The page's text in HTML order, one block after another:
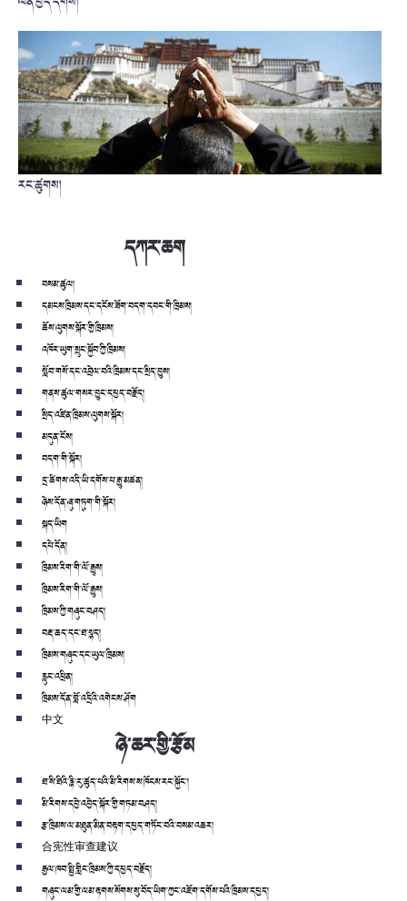
རང་ཚུགས།
དཀར་ཆག
བསམ་ཚུལ།
དམངས་ཁྲིམས་དང་དངོས་ཟོག་བདག་དབང་གི་ཁྲིམས།
ཆོས་ལུགས་སྐོར་གྱི་ཁྲིམས།
འཁོར་ཡུག་སྲུང་སྐྱོབ་ཀྱི་ཁྲིམས།
སློབ་གསོ་དང་འབྲེལ་བའི་ཁྲིམས་དང་སྲིད་བྱུས།
གནས་ཚུལ་གསར་བྱུང་དཔྱད་བརྗོད།
སྲིད་འཛིན་ཁྲིམས་ལུགས་སྐོར།
མདུན་ངོས།
བདག་གི་སྐོར།
དྲ་ཚིགས་འདི་ཡི་དགོས་པ་རྒྱུ་མཚན།
ཉེས་དོན་ཞུ་གཏུག་གི་སྐོར།
སྐད་ཡིག
དཔེ་དོན།
ཁྲིམས་རིག་གི་ལོ་རྒྱུས།
ཁྲིམས་རིག་གི་ལོ་རྒྱུས།
ཁྲིམས་ཀྱི་གཞུང་བཤད།
བརྡ་ཆད་དང་ཐ་སྙད།
ཁྲིམས་གཞུང་དང་ཡུལ་ཁྲིམས།
རླུང་འཕྲིན།
ཁྲིམས་དོན་བློ་འདྲིའི་འགེངས་ཤོག
中文
ཉེ་ཆར་གྱི་རྩོམ
ཐ་སི་ཐིའི་རྙི་རུ་ཚུད་པའི་མི་རིགས་ས་ཁོངས་རང་སྐྱོང་།
མི་རིགས་དབྱེ་འབྱེད་སྐོར་གྱི་གཏམ་བཤད།
རྩ་ཁྲིམས་ལ་མཐུན་མིན་བརྟག་དཔྱད་གཏོང་བའི་བསམ་འཆར།
合宪性审查建议
རྒྱལ་ཁབ་སྤྱི་གླིང་ཁྲིམས་ཀྱི་དཔྱད་བརྗོད།
གཞུང་ལམ་གྱི་ལམ་རྟགས་སོགས་སུ་བོད་ཡིག་ཀྱང་འཇོག་དགོས་པའི་ཁྲིམས་དཔྱད།